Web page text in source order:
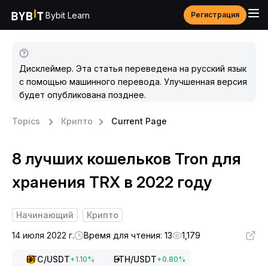
Bybit Learn Регистрация
Дисклеймер. Эта статья переведена на русский язык
с помощью машинного перевода. Улучшенная версия
будет опубликована позднее.
Topics Крипто Current Page
8 лучших кошельков Tron для
хранения TRX в 2022 году
Начинающий
Крипто
14 июля 2022 г.
Время для чтения: 13 1,179
BTC/USDT+1.10% ETH/USDT+0.80%